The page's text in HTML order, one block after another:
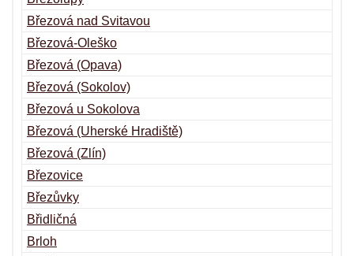
Březová nad Svitavou
Březová-Oleško
Březová (Opava)
Březová (Sokolov)
Březová u Sokolova
Březová (Uherské Hradiště)
Březová (Zlín)
Březovice
Březůvky
Břidličná
Brloh